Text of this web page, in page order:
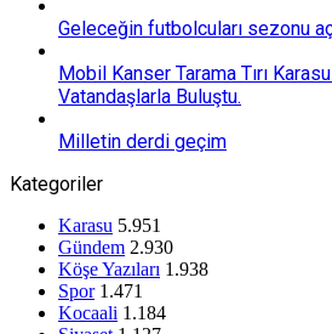
Geleceğin futbolcuları sezonu
Mobil Kanser Tarama Tırı
Vatandaşlarla Buluştu.
Milletin derdi geçim
Kategoriler
Karasu 5.951
Gündem 2.930
Köşe Yazıları 1.938
Spor 1.471
Kocaali 1.184